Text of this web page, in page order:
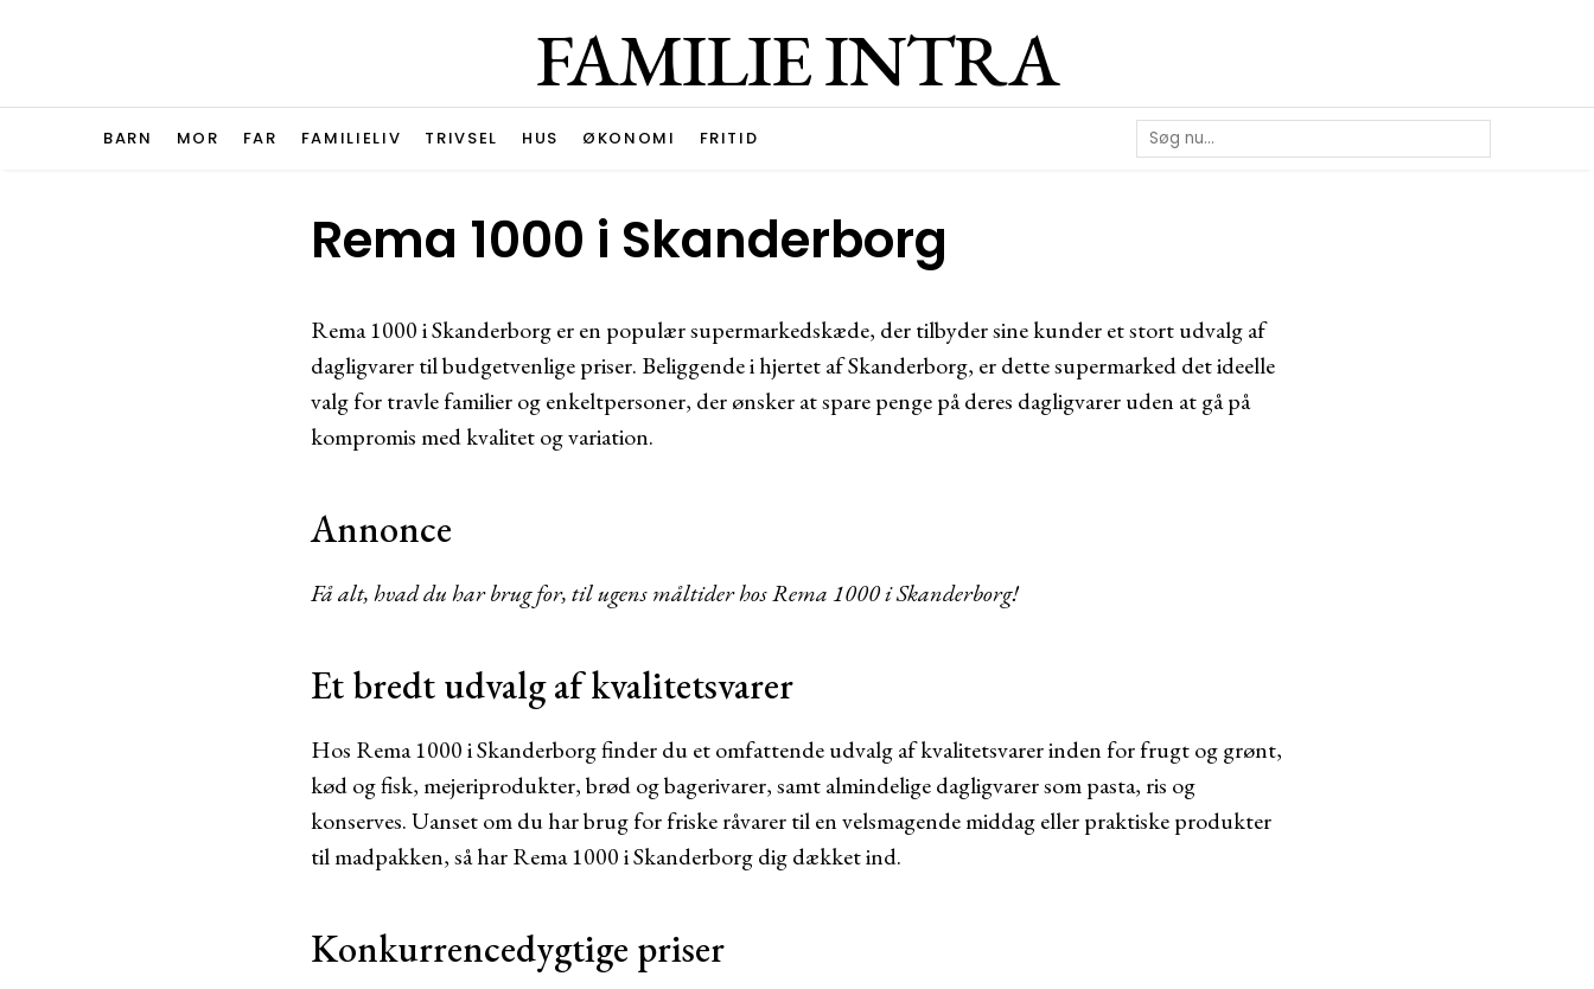
FAMILIE INTRA
BARN MOR FAR FAMILIELIV TRIVSEL HUS ØKONOMI FRITID
Rema 1000 i Skanderborg
Rema 1000 i Skanderborg er en populær supermarkedskæde, der tilbyder sine kunder et stort udvalg af
dagligvarer til budgetvenlige priser. Beliggende i hjertet af Skanderborg, er dette supermarked det ideelle
valg for travle familier og enkeltpersoner, der ønsker at spare penge på deres dagligvarer uden at gå på
kompromis med kvalitet og variation.
Annonce
Få alt, hvad du har brug for, til ugens måltider hos Rema 1000 i Skanderborg!
Et bredt udvalg af kvalitetsvarer
Hos Rema 1000 i Skanderborg finder du et omfattende udvalg af kvalitetsvarer inden for frugt og grønt,
kød og fisk, mejeriprodukter, brød og bagerivarer, samt almindelige dagligvarer som pasta, ris og
konserves. Uanset om du har brug for friske råvarer til en velsmagende middag eller praktiske produkter
til madpakken, så har Rema 1000 i Skanderborg dig dækket ind.
Konkurrencedygtige priser